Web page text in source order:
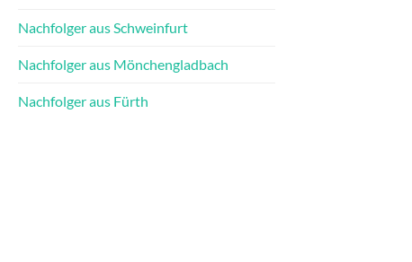
Nachfolger aus Schweinfurt
Nachfolger aus Mönchengladbach
Nachfolger aus Fürth